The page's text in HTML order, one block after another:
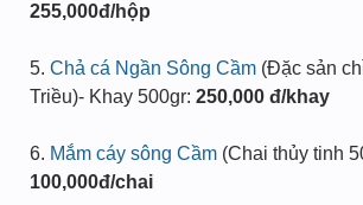
255,000đ/hộp
5. Chả cá Ngần Sông Cầm (Đặc sản
Triều)- Khay 500gr: 250,000 đ/khay
6. Mắm cáy sông Cầm (Chai thủy tinh
100,000đ/chai